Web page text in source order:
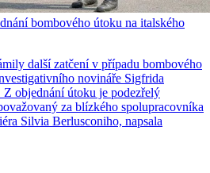
bombového útoku na italského
další zatčení v případu bombového
novináře Sigfrida
objednání útoku je podezřelý
za blízkého spolupracovníka
Silvia Berlusconiho, napsala